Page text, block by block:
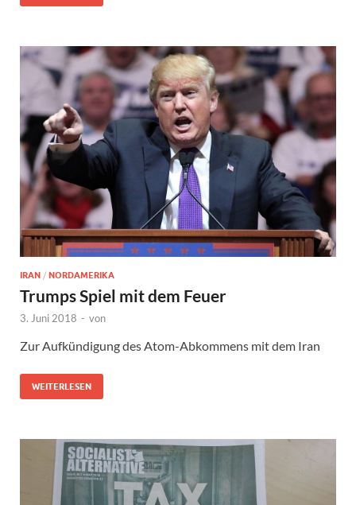
IRAN / NORDAMERIKA
Trumps Spiel mit dem Feuer
3. Juni 2018 - von
Zur Aufkündigung des Atom-Abkommens mit dem Iran
WEITERLESEN